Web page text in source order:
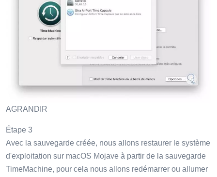
AGRANDIR
Étape 3
Avec la sauvegarde créée, nous allons restaurer le système
d'exploitation sur macOS Mojave à partir de la sauvegarde
TimeMachine, pour cela nous allons redémarrer ou allumer